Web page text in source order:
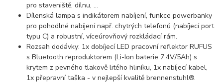
pro staveniště, dílnu, ...
Dílenská lampa s indikátorem nabíjení, funkce powerbanky
pro pohodlné nabíjení např. chytrých telefonů (nabíjecí port
typu C) a robustní, víceúrovňový rozkládací rám.
Rozsah dodávky: 1x dobíjecí LED pracovní reflektor RUFUS
s Bluetooth reproduktorem (Li-Ion baterie 7,4V/5Ah) s
krytem z pevného tlakově litého hliníku, 1x nabíjecí kabel,
1x přepravní taška - v nejlepší kvalitě brennenstuhl®.